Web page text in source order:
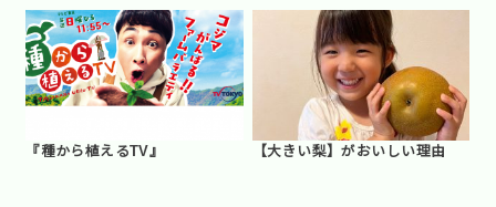
『種から植えるTV』 【大きい梨】がおいしい理由